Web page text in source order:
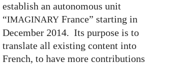
establish an autonomous unit
“IMAGINARYFrance” starting in
December 2014. Its purpose is to
translate all existing content into
French, to have more contributions